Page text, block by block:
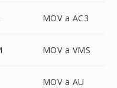
MOV a AC3
MOV a VMS
MOV a AU